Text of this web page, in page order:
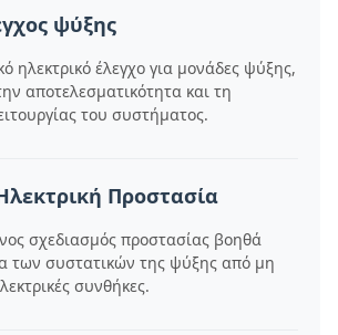
ψύξης
ηλεκτρικό έλεγχο για μονάδες ψύξης,
αποτελεσματικότητα και τη
του συστήματος.
Προστασία
σχεδιασμός προστασίας βοηθά
των συστατικών της ψύξης από μη
συνθήκες.